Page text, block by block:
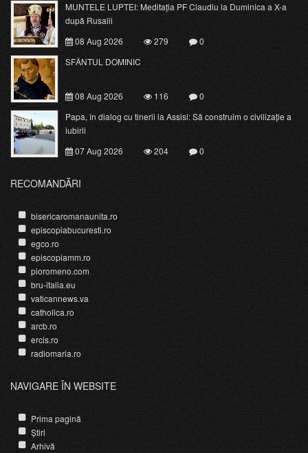
MUNTELE LUPTEI: Meditația PF Claudiu la Duminica a X-a
după Rusalii
08 Aug 2026
279
0
SFÂNTUL DOMINIC
08 Aug 2026 116
0
Papa, în dialog cu tinerii la Assisi: Să construim o civilizație a
iubirii
07 Aug 2026
204 0
RECOMANDĂRI
bisericaromanaunita.ro
episcopiabucuresti.ro
egco.ro
episcopiamm.ro
pioromeno.com
bru-italia.eu
vaticannews.va
catholica.ro
arcb.ro
ercis.ro
radiomaria.ro
NAVIGARE ÎN WEBSITE
Prima pagină
Știri
Arhivă